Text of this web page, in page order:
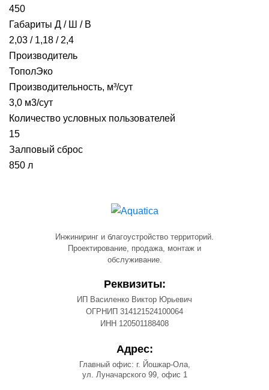
450
Габариты Д / Ш / В
2,03 / 1,18 / 2,4
Производитель
ТополЭко
Производительность, м³/сут
3,0 м3/сут
Количество условных пользователей
15
Залповый сброс
850 л
Инжиниринг и благоустройство территорий.
Проектирование, продажа, монтаж и
обслуживание.
Реквизиты:
ИП Василенко Виктор Юрьевич
ОГРНИП 314121524100064
ИНН 120501188408
Адрес:
Главный офис: г. Йошкар-Ола,
ул. Луначарского 99, офис 1